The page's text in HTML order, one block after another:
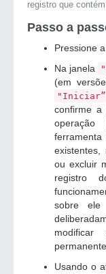
registro que
Passo a
Pressione
Na janela
(em
"Iniciar”
confirme a
existentes,
ou excluir
registro
sobre
Usando o